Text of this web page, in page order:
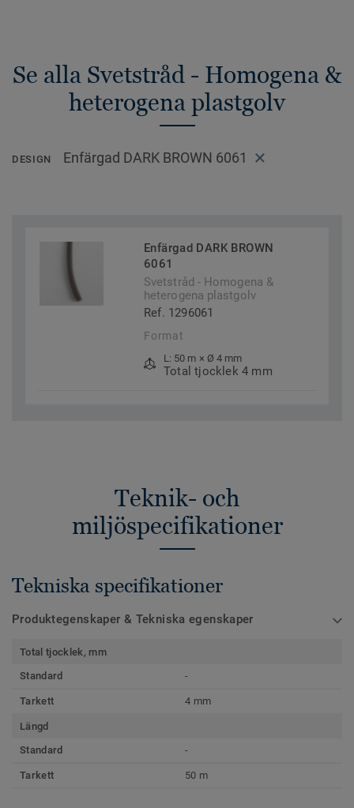
Se alla Svetstråd - Homogena &
heterogena plastgolv
DESIGN Enfärgad DARK BROWN 6061
Enfärgad DARK BROWN
6061
Svetstråd - Homogena &
heterogena plastgolv
Ref. 1296061
Format
L: 50 m × Ø 4 mm
Total tjocklek 4 mm
Teknik- och
miljöspecifikationer
Tekniska specifikationer
Produktegenskaper & Tekniska egenskaper
Total tjocklek, mm
Standard
-
Tarkett 4 mm
Längd
Standard
-
Tarkett 50 m